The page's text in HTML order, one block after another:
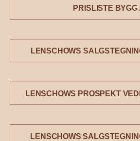
PRISLISTE BYGG
LENSCHOWS
LENSCHOWS PROSPEKT
LENSCHOWS